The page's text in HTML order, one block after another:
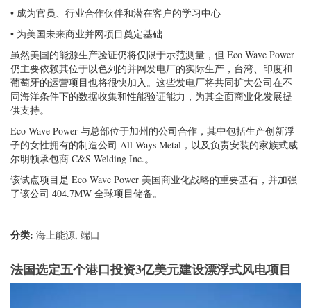
• 成为官员、行业合作伙伴和潜在客户的学习中心
• 为美国未来商业并网项目奠定基础
虽然美国的能源生产验证仍将仅限于示范测量，但 Eco Wave Power
仍主要依赖其位于以色列的并网发电厂的实际生产，台湾、印度和
葡萄牙的运营项目也将很快加入。这些发电厂将共同扩大公司在不
同海洋条件下的数据收集和性能验证能力，为其全面商业化发展提
供支持。
Eco Wave Power 与总部位于加州的公司合作，其中包括生产创新浮
子的女性拥有的制造公司 All-Ways Metal，以及负责安装的家族式威
尔明顿承包商 C&S Welding Inc.。
该试点项目是 Eco Wave Power 美国商业化战略的重要基石，并加强
了该公司 404.7MW 全球项目储备。
分类: 海上能源, 端口
法国选定五个港口投资3亿美元建设漂浮式风电项目